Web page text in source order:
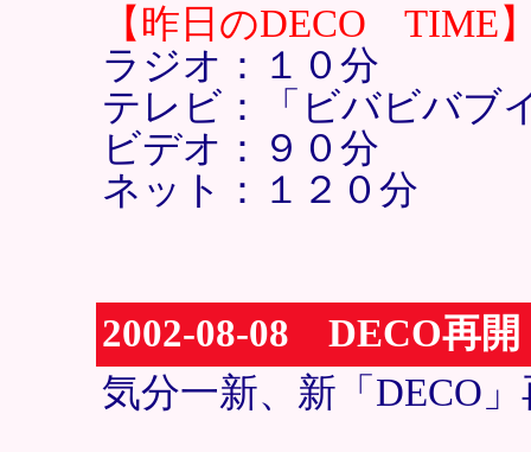
【昨日のDECO TIME
ラジオ：１０分
テレビ：「ビバビバブ
ビデオ：９０分
ネット：１２０分
2002-08-08 DECO再開
気分一新、新「DECO